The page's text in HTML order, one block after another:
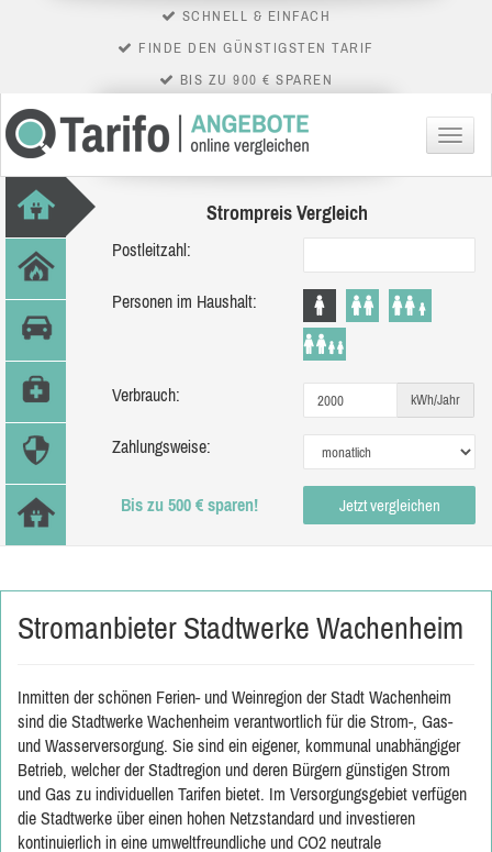
SCHNELL & EINFACH
FINDE DEN GÜNSTIGSTEN TARIF
BIS ZU 900 € SPAREN
Menü
Strompreis Vergleich
Postleitzahl:
Personen im Haushalt:
Verbrauch: kWh/Jahr
Zahlungsweise:
Bis zu 500 € sparen! Jetzt vergleichen
Stromanbieter Stadtwerke Wachenheim
Inmitten der schönen Ferien- und Weinregion der Stadt Wachenheim
sind die Stadtwerke Wachenheim verantwortlich für die Strom-, Gas-
und Wasserversorgung. Sie sind ein eigener, kommunal unabhängiger
Betrieb, welcher der Stadtregion und deren Bürgern günstigen Strom
und Gas zu individuellen Tarifen bietet. Im Versorgungsgebiet verfügen
die Stadtwerke über einen hohen Netzstandard und investieren
kontinuierlich in eine umweltfreundliche und CO2 neutrale